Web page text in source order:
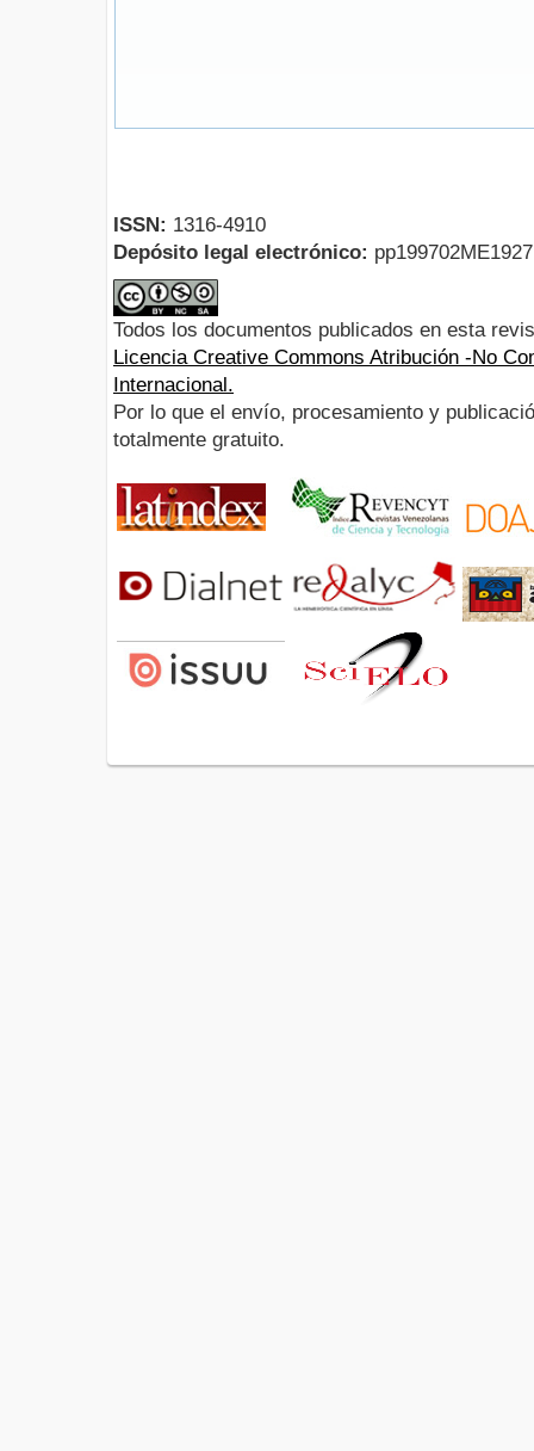
ISSN: 1316-4910
Depósito legal electrónico:
Todos los documentos publicados en esta
Licencia Creative Commons Atribución -No
Internacional.
Por lo que el envío, procesamiento y
totalmente gratuito.